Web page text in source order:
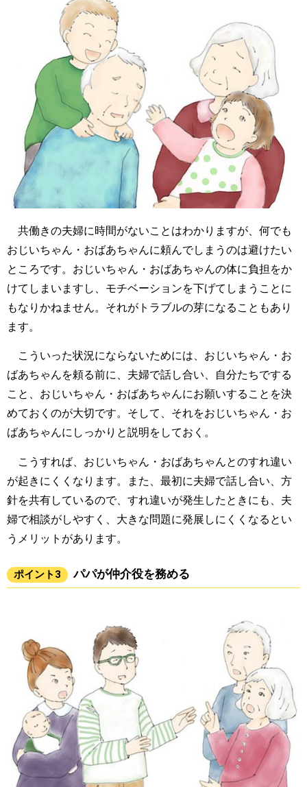
共働きの夫婦に時間がないことはわかりますが、何でも
おじいちゃん・おばあちゃんに頼んでしまうのは避けたい
ところです。おじいちゃん・おばあちゃんの体に負担をか
けてしまいますし、モチベーションを下げてしまうことに
もなりかねません。それがトラブルの芽になることもあり
ます。
こういった状況にならないためには、おじいちゃん・お
ばあちゃんを頼る前に、夫婦で話し合い、自分たちでする
こと、おじいちゃん・おばあちゃんにお願いすることを決
めておくのが大切です。そして、それをおじいちゃん・お
ばあちゃんにしっかりと説明をしておく。
こうすれば、おじいちゃん・おばあちゃんとのすれ違い
が起きにくくなります。また、最初に夫婦で話し合い、方
針を共有しているので、すれ違いが発生したときにも、夫
婦で相談がしやすく、大きな問題に発展しにくくなるとい
うメリットがあります。
ポイント3 パパが仲介役を務める